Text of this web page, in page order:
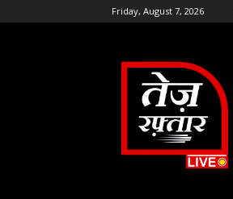
Friday, August 7, 2026